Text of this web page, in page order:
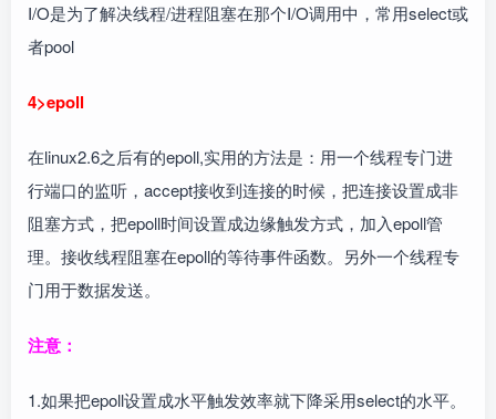
I/O是为了解决线程/进程阻塞在那个I/O调用中，常用select或
者pool
4>epoll
在linux2.6之后有的epoll,实用的方法是：用一个线程专门进
行端口的监听，accept接收到连接的时候，把连接设置成非
阻塞方式，把epoll时间设置成边缘触发方式，加入epoll管
理。接收线程阻塞在epoll的等待事件函数。另外一个线程专
门用于数据发送。
注意：
1.如果把epoll设置成水平触发效率就下降采用select的水平。